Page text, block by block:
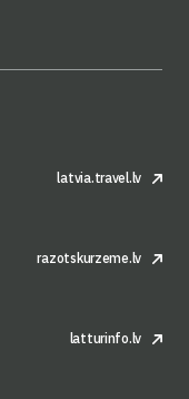
latvia.travel.lv
razotskurzeme.lv
latturinfo.lv